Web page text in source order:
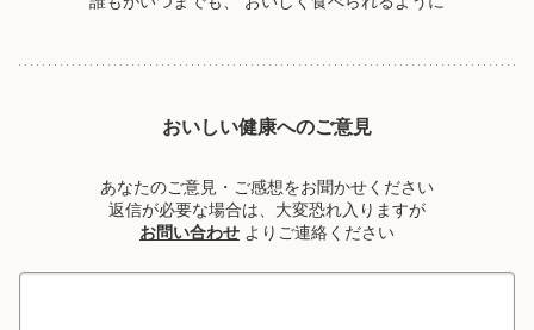
おいしい健康へのご意見
あなたのご意見・ご感想をお聞かせください
返信が必要な場合は、大変恐れ入りますが
お問い合わせ よりご連絡ください